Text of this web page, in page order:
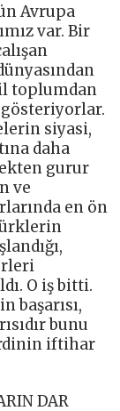
Avrupa
var. Bir
toplumdan
gösteriyorlar.
siyasi,
daha
gurur
ve
en ön
O iş bitti.
başarısı,
bunu
iftihar
DAR